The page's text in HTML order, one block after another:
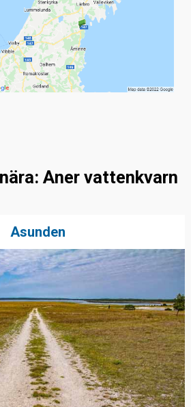
Aner vattenkvarn
Asunden